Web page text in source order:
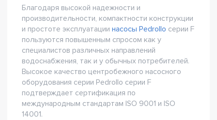
Благодаря высокой надежности и
производительности, компактности конструкции
и простоте эксплуатации насосы Pedrollo серии F
пользуются повышенным спросом как у
специалистов различных направлений
водоснабжения, так и у обычных потребителей.
Высокое качество центробежного насосного
оборудования серии Pedrollo серии F
подтверждает сертификация по
международным стандартам ISO 9001 и ISO
14001.